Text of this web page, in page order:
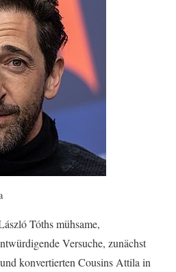
Tóths mühsame,
Versuche, zunächst
konvertierten Cousins Attila in